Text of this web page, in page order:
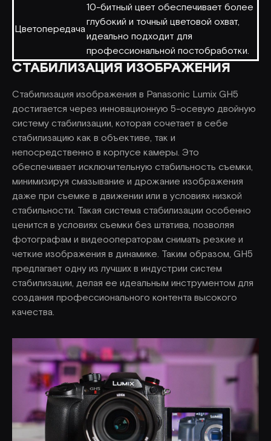
Цветопередача
10-битный цвет обеспечивает более
глубокий и точный цветовой охват,
идеально подходит для
профессиональной постобработки.
СТАБИЛИЗАЦИЯ ИЗОБРАЖЕНИЯ
Стабилизация изображения в Panasonic Lumix GH5
достигается через инновационную 5-осевую двойную
систему стабилизации, которая сочетает в себе
стабилизацию как в объективе, так и
непосредственно в корпусе камеры. Это
обеспечивает исключительную стабильность съемки,
минимизируя смазывание и дрожание изображения
даже при съемке в движении или в условиях низкой
стабильности. Такая система стабилизации особенно
ценится в условиях съемки без штатива, позволяя
фотографам и видеооператорам снимать резкие и
четкие изображения в динамике. Таким образом, GH5
предлагает одну из лучших в индустрии систем
стабилизации, делая ее идеальным инструментом для
создания профессионального контента высокого
качества.